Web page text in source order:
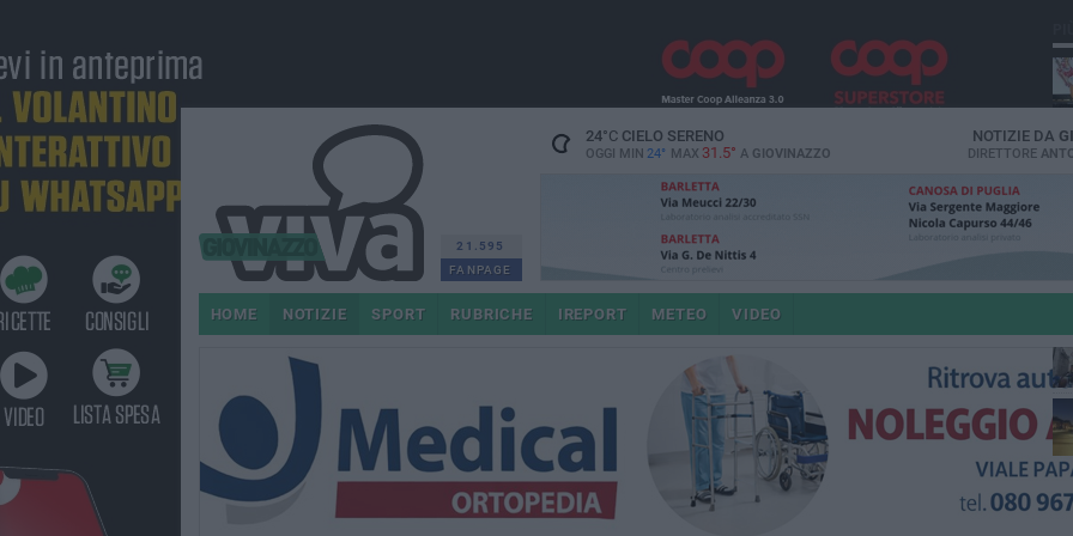
21.595
FANPAGE
24°CCIELO SERENO
OGGI MIN 24° MAX 31.5° A GIOVINAZZO
NOTIZIE DA
DIRETTORE
HOME NOTIZIE SPORT RUBRICHE IREPORT METEO VIDEO